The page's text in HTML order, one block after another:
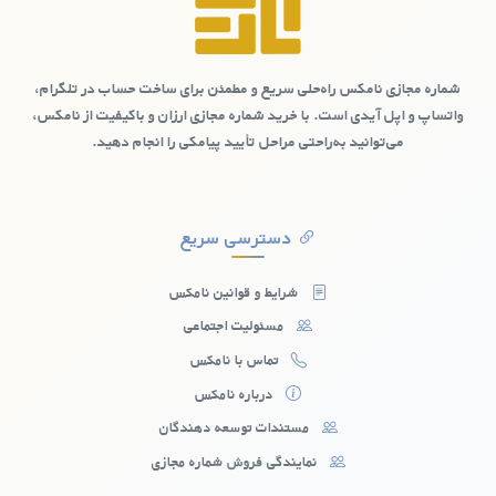
می‌کند. با این شماره‌ها، دیگر نگرانی‌ای از دسترسی هکرها و
کلاهبرداران به شماره واقعی شما وجود نخواهد داشت. این مزیت
به‌ویژه برای کسانی که امنیت اطلاعاتشان برایشان مهم است، اهمیت
دارد.
شماره مجازی نامکس راه‌حلی سریع و مطمئن برای ساخت حساب در تلگرام،
واتساپ و اپل آیدی است. با خرید شماره مجازی ارزان و باکیفیت از نامکس،
می‌توانید به‌راحتی مراحل تأیید پیامکی را انجام دهید.
دسترسی سریع
شرایط و قوانین نامکس
مسئولیت اجتماعی
تماس با نامکس
درباره نامکس
مستندات توسعه دهندگان
نمایندگی فروش شماره مجازی